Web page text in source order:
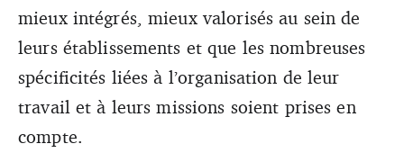
mieux intégrés, mieux valorisés au sein de
leurs établissements et que les nombreuses
spécificités liées à l’organisation de leur
travail et à leurs missions soient prises en
compte.